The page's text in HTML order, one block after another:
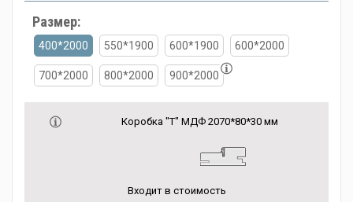
Размер:
400*2000 550*1900 600*1900 600*2000
700*2000 800*2000 900*2000
Коробка "Т" МДФ 2070*80*30 мм
Входит в стоимость